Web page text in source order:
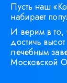
Пусть наш
набирает
И верим в то,
достичь
лечебным
Московской